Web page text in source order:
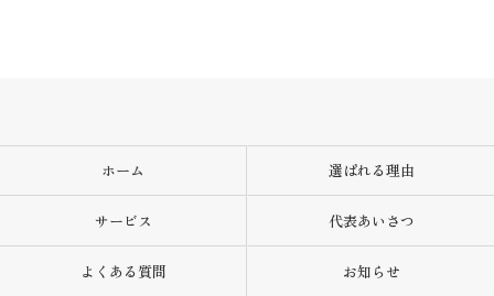
ホーム 選ばれる理由
サービス 代表あいさつ
よくある質問 お知らせ